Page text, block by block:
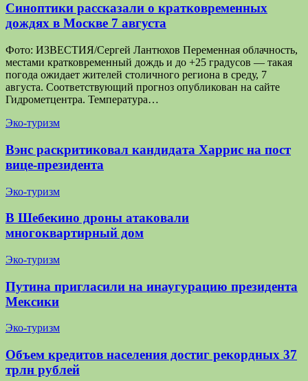
Синоптики рассказали о кратковременных
дождях в Москве 7 августа
Фото: ИЗВЕСТИЯ/Сергей Лантюхов Переменная облачность,
местами кратковременный дождь и до +25 градусов — такая
погода ожидает жителей столичного региона в среду, 7
августа. Соответствующий прогноз опубликован на сайте
Гидрометцентра. Температура…
Эко-туризм
Вэнс раскритиковал кандидата Харрис на пост
вице-президента
Эко-туризм
В Шебекино дроны атаковали
многоквартирный дом
Эко-туризм
Путина пригласили на инаугурацию президента
Мексики
Эко-туризм
Объем кредитов населения достиг рекордных 37
трлн рублей